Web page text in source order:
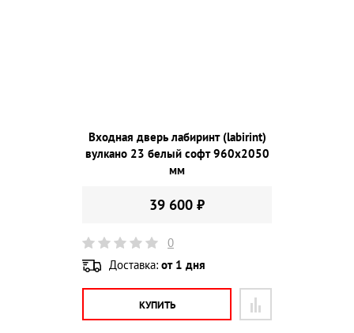
Входная дверь лабиринт (labirint)
вулкано 23 белый софт 960х2050
мм
39 600 ₽
0
Доставка: от 1 дня
КУПИТЬ